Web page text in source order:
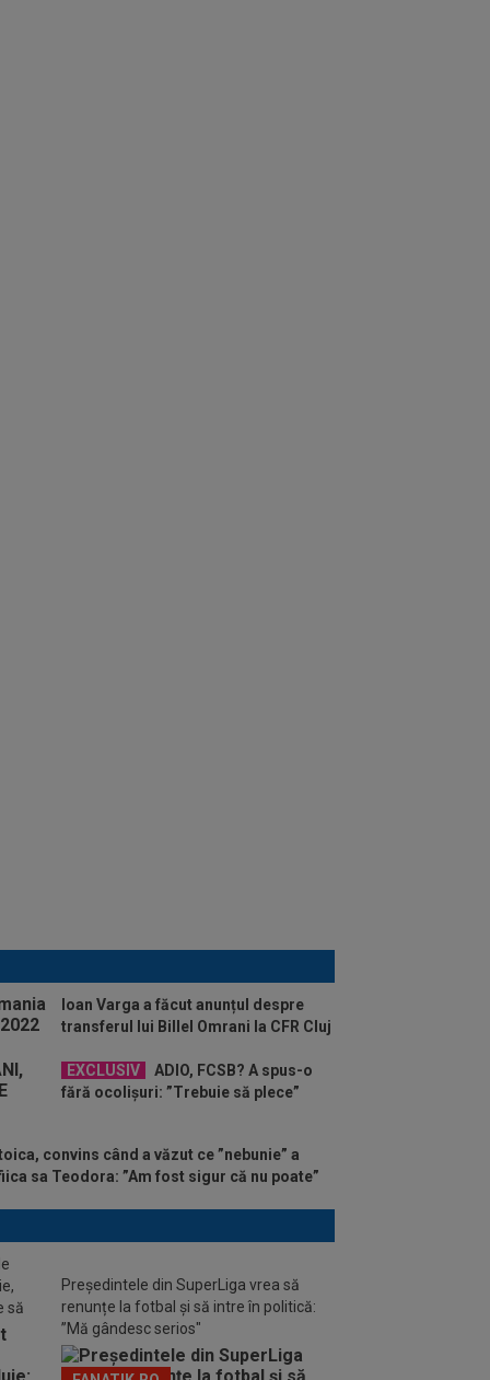
Ioan Varga a făcut anunțul despre
transferul lui Billel Omrani la CFR Cluj
EXCLUSIV
ADIO, FCSB? A spus-o
fără ocolișuri: ”Trebuie să plece”
convins când a văzut ce ”nebunie” a
sa Teodora: ”Am fost sigur că nu poate”
să
Președintele din SuperLiga vrea să
renunțe la fotbal și să intre în politică:
”Mă gândesc serios"